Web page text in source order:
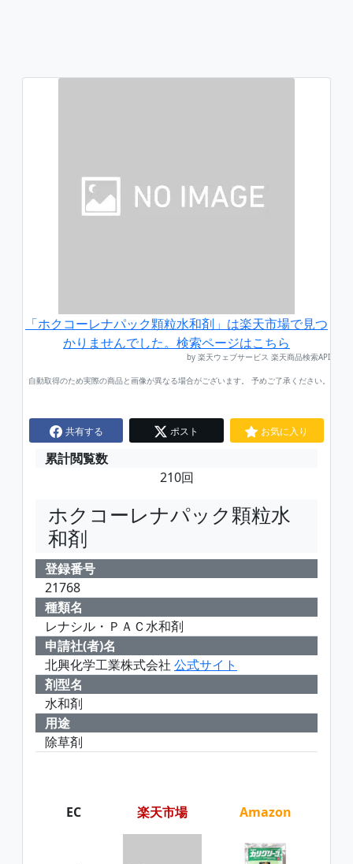
「ホクコーレナパック顆粒水和剤」は楽天市場で見つ
かりませんでした。検索ページはこちら
by 楽天ウェブサービス 楽天商品検索API
自動取得のため実際の商品と画像が異なる場合がございます。 予めご了承ください。
共有する ポスト お気に入り
累計閲覧数
210回
ホクコーレナパック顆粒水
和剤
登録番号
21768
種類名
レナシル・ＰＡＣ水和剤
申請社(者)名
北興化学工業株式会社 公式サイト
剤型名
水和剤
用途
除草剤
EC 楽天市場 Amazon